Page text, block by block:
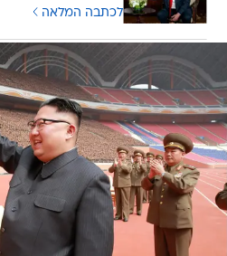
לכתבה המלאה